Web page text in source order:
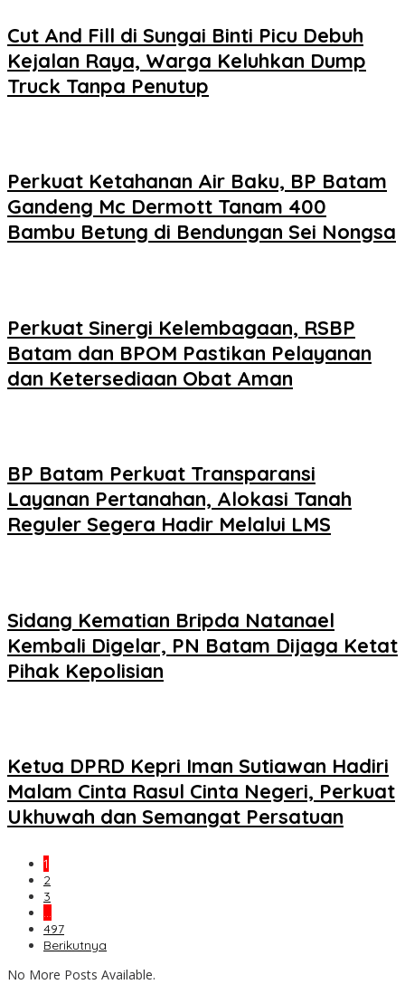
Cut And Fill di Sungai Binti Picu Debuh
Kejalan Raya, Warga Keluhkan Dump
Truck Tanpa Penutup
Perkuat Ketahanan Air Baku, BP Batam
Gandeng Mc Dermott Tanam 400
Bambu Betung di Bendungan Sei Nongsa
Perkuat Sinergi Kelembagaan, RSBP
Batam dan BPOM Pastikan Pelayanan
dan Ketersediaan Obat Aman
BP Batam Perkuat Transparansi
Layanan Pertanahan, Alokasi Tanah
Reguler Segera Hadir Melalui LMS
Sidang Kematian Bripda Natanael
Kembali Digelar, PN Batam Dijaga Ketat
Pihak Kepolisian
Ketua DPRD Kepri Iman Sutiawan Hadiri
Malam Cinta Rasul Cinta Negeri, Perkuat
Ukhuwah dan Semangat Persatuan
1
2
3
…
497
Berikutnya
No More Posts Available.